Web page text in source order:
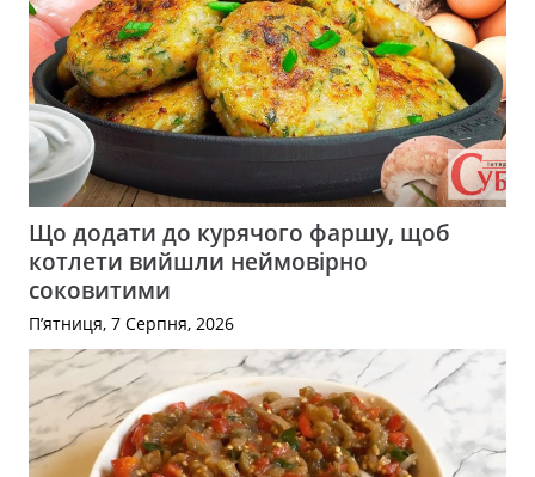
Що додати до курячого фаршу, щоб
котлети вийшли неймовірно
соковитими
П’ятниця, 7 Серпня, 2026